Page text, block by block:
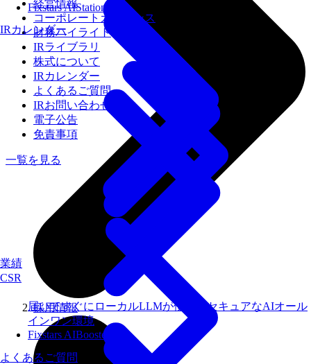
経営情報
コーポレートガバナンス
財務ハイライト
IRライブラリ
株式について
IRカレンダー
よくあるご質問
IRお問い合わせ
電子公告
免責事項
一覧を見る
CSR
Fixstars AIStation
届いてすぐにローカルLLMが使えるセキュアなAIオール
インワン環境
Fixstars AIBooster
IRカレンダー
よくあるご質問
業績
採用情報